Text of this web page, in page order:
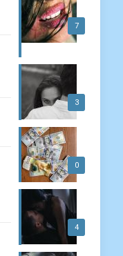
7
3
0
4